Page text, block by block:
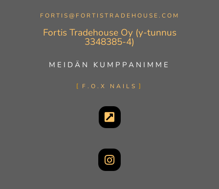
FORTIS@FORTISTRADEHOUSE.COM
Fortis Tradehouse Oy (y-tunnus
3348385-4)
MEIDÄN KUMPPANIMME
F.O.X NAILS